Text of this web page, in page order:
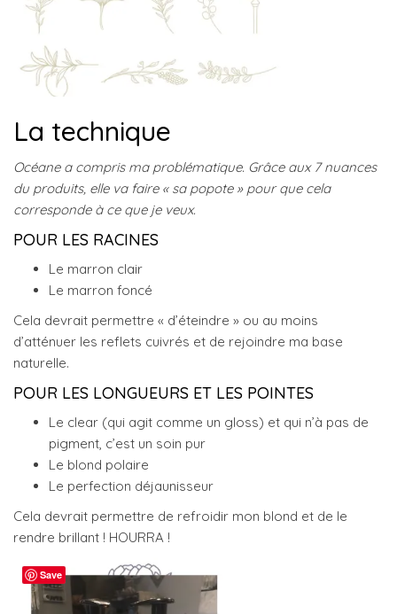
La technique
Océane a compris ma problématique. Grâce aux 7 nuances
du produits, elle va faire « sa popote » pour que cela
corresponde à ce que je veux.
POUR LES RACINES
Le marron clair
Le marron foncé
Cela devrait permettre « d’éteindre » ou au moins
d’atténuer les reflets cuivrés et de rejoindre ma base
naturelle.
POUR LES LONGUEURS ET LES POINTES
Le clear (qui agit comme un gloss) et qui n’à pas de
pigment, c’est un soin pur
Le blond polaire
Le perfection déjaunisseur
Cela devrait permettre de refroidir mon blond et de le
rendre brillant ! HOURRA !
Save